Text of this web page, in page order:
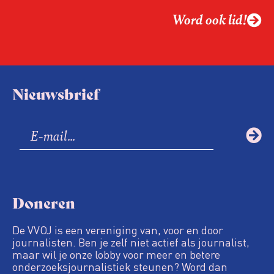
Word ook lid!
Nieuwsbrief
Doneren
De VVOJ is een vereniging van, voor en door
journalisten. Ben je zelf niet actief als journalist,
maar wil je onze lobby voor meer en betere
onderzoeksjournalistiek steunen? Word dan